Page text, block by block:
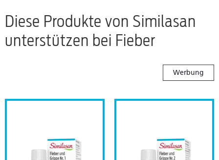
Diese Produkte von Similasan
unterstützen bei Fieber
Werbung